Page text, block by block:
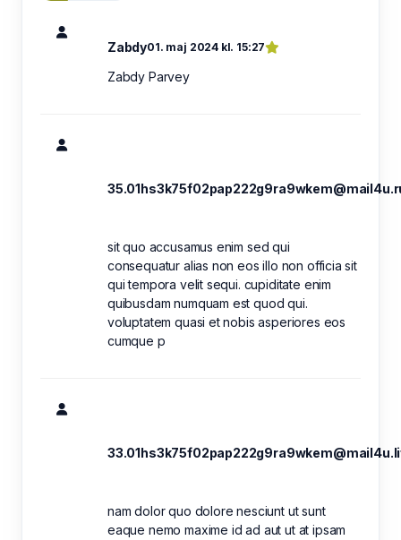
Zabdy01. maj 2024 kl. 15:27
Zabdy Parvey
sit quo accusamus enim sed qui
consequatur alias non eos illo non officia sit
qui tempora velit sequi. cupiditate enim
quibusdam numquam est quod qui.
voluptatem quasi et nobis asperiores eos
cumque p
nam dolor quo dolore nesciunt ut sunt
eaque nemo maxime id ad aut ut at ipsam